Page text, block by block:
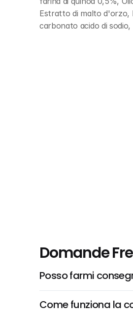
Estratto di malto d'orzo,
carbonato acido di
Domande
Posso farmi
Come funziona la